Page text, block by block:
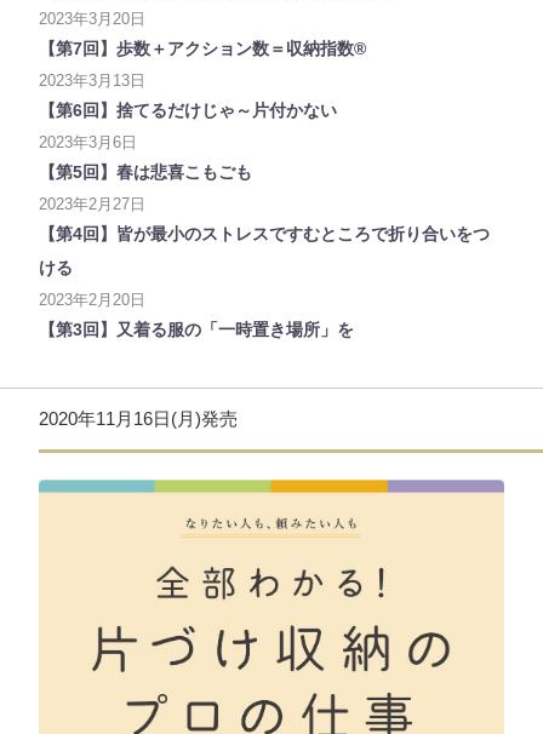
2023年3月20日
【第7回】歩数＋アクション数＝収納指数®
2023年3月13日
【第6回】捨てるだけじゃ～片付かない
2023年3月6日
【第5回】春は悲喜こもごも
2023年2月27日
【第4回】皆が最小のストレスですむところで折り合いをつ
ける
2023年2月20日
【第3回】又着る服の「一時置き場所」を
2020年11月16日(月)発売